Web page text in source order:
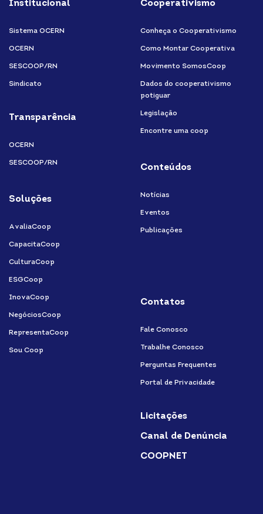
Institucional
Sistema OCERN
OCERN
SESCOOP/RN
Sindicato
Transparência
OCERN
SESCOOP/RN
Soluções
AvaliaCoop
CapacitaCoop
CulturaCoop
ESGCoop
InovaCoop
NegóciosCoop
RepresentaCoop
Sou Coop
Cooperativismo
Conheça o Cooperativismo
Como Montar Cooperativa
Movimento SomosCoop
Dados do cooperativismo
potiguar
Legislação
Encontre uma coop
Conteúdos
Notícias
Eventos
Publicações
Contatos
Fale Conosco
Trabalhe Conosco
Perguntas Frequentes
Portal de Privacidade
Licitações
Canal de Denúncia
COOPNET